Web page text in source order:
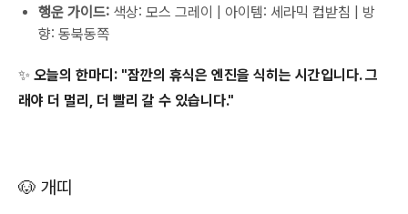
행운 가이드: 색상: 모스 그레이 | 아이템: 세라믹 컵받침 | 방
향: 동북동쪽
✨ 오늘의 한마디: "잠깐의 휴식은 엔진을 식히는 시간입니다. 그
래야 더 멀리, 더 빨리 갈 수 있습니다."
🐶 개띠